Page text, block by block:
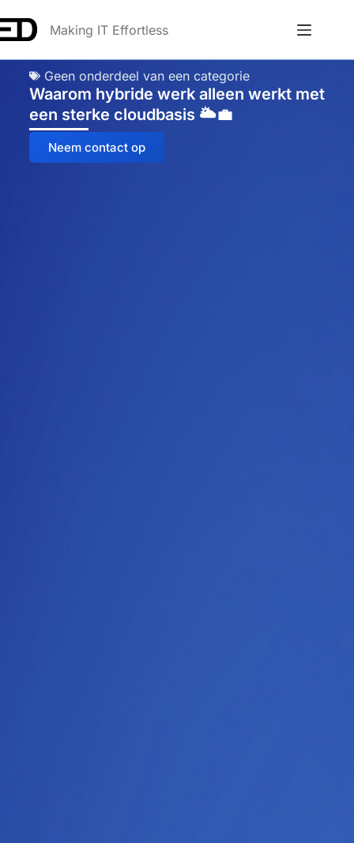
Making IT Effortless
Geen onderdeel van een categorie
Waarom hybride werk alleen werkt met
een sterke cloudbasis 🌥️💼
Neem contact op